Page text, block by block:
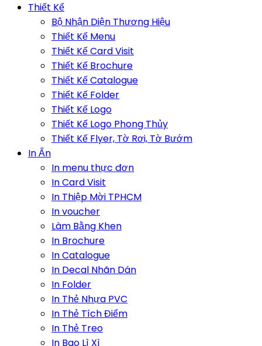
Thiết Kế
Bộ Nhận Diện Thương Hiệu
Thiết Kế Menu
Thiết Kế Card Visit
Thiết Kế Brochure
Thiết Kế Catalogue
Thiết Kế Folder
Thiết Kế Logo
Thiết Kế Logo Phong Thủy
Thiết Kế Flyer, Tờ Rơi, Tờ Bướm
In Ấn
In menu thực đơn
In Card Visit
In Thiệp Mời TPHCM
In voucher
Làm Bằng Khen
In Brochure
In Catalogue
In Decal Nhãn Dán
In Folder
In Thẻ Nhựa PVC
In Thẻ Tích Điểm
In Thẻ Treo
In Bao Lì Xì